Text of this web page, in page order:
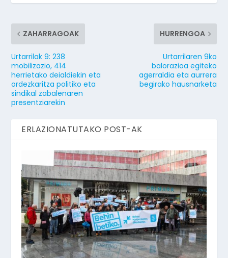
ZAHARRAGOAK
Urtarrilak 9: 238
mobilizazio, 414
herrietako deialdiekin eta
ordezkaritza politiko eta
sindikal zabalenaren
presentziarekin
HURRENGOA
Urtarrilaren 9ko
balorazioa egiteko
agerraldia eta aurrera
begirako hausnarketa
ERLAZIONATUTAKO POST-AK